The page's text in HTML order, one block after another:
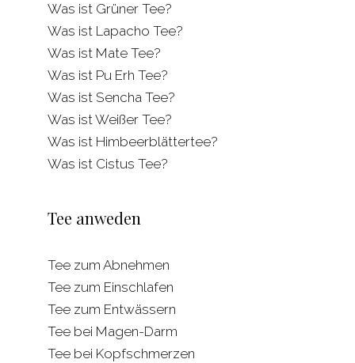
Was ist Grüner Tee?
Was ist Lapacho Tee?
Was ist Mate Tee?
Was ist Pu Erh Tee?
Was ist Sencha Tee?
Was ist Weißer Tee?
Was ist Himbeerblättertee?
Was ist Cistus Tee?
Tee anweden
Tee zum Abnehmen
Tee zum Einschlafen
Tee zum Entwässern
Tee bei Magen-Darm
Tee bei Kopfschmerzen